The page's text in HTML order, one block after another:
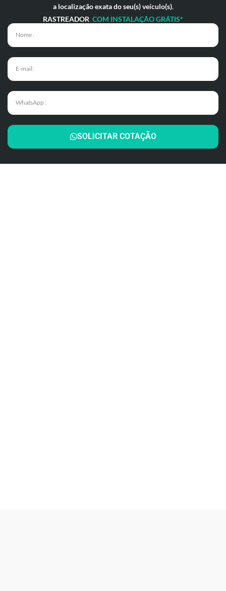
a localização exata do seu(s) veículo(s).
RASTREADOR COM INSTALAÇÃO GRÁTIS*
SOLICITAR COTAÇÃO